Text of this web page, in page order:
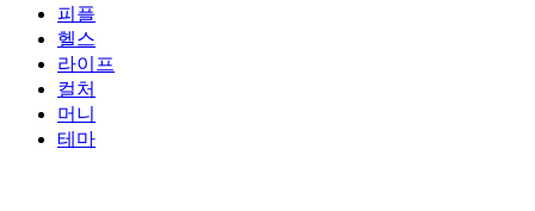
피플
헬스
라이프
컬처
머니
테마